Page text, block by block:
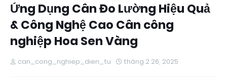
Ứng Dụng Cân Đo Lường Hiệu Quả
& Công Nghệ Cao Cân công
nghiệp Hoa Sen Vàng
can_cong_nghiep_dien_tu tháng 2 26, 2025